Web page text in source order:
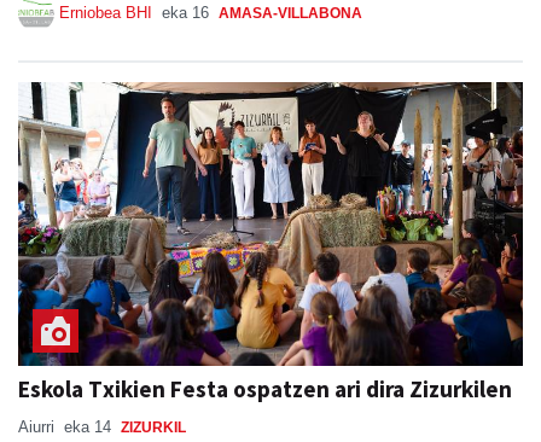
Erniobea BHI eka 16 AMASA-VILLABONA
Eskola Txikien Festa ospatzen ari dira Zizurkilen
Aiurri eka 14 ZIZURKIL